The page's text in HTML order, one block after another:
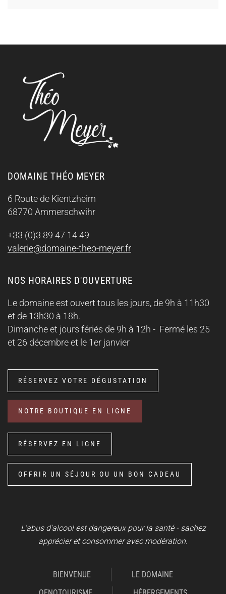
DOMAINE THÉO MEYER
6 Route de Kientzheim
68770 Ammerschwihr
+33 (0)3 89 47 14 49
valerie@domaine-theo-meyer.fr
NOS HORAIRES D'OUVERTURE
Le domaine est ouvert tous les jours, de 9h à 11h30
et de 13h30 à 18h.
Dimanche et jours fériés de 9h à 12h - Fermé les 25
et 26 décembre et le 1er janvier
RÉSERVEZ VOTRE DÉGUSTATION
NOTRE BOUTIQUE EN LIGNE
RÉSERVEZ EN LIGNE
OFFRIR UN SÉJOUR OU UN BON CADEAU
L'abus d'alcool est dangereux pour la santé - sachez
apprécier et consommer avec modération.
BIENVENUE
LE DOMAINE